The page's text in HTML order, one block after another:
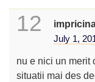
12
July 1,
nu e nici un merit
situatii mai des